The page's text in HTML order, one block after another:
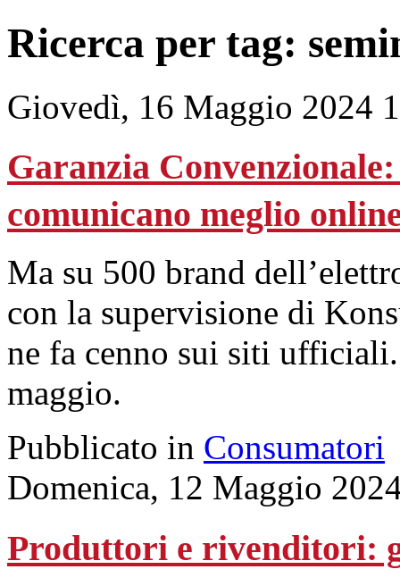
Ricerca per tag:
Giovedì, 16 Maggio 2024
Garanzia
comunicano meglio
Ma su 500 brand
con la supervisione di
ne fa cenno sui siti
maggio.
Pubblicato in Consumatori
Domenica, 12 Maggio
Produttori e rivenditori: